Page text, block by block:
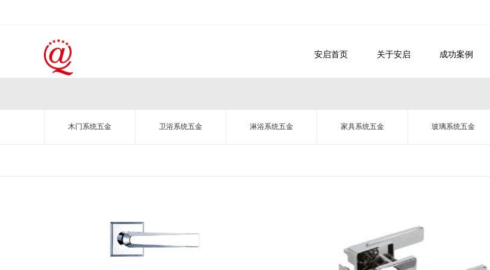
安启首页 关于安启 成功案例
木门系统五金 卫浴系统五金 淋浴系统五金 家具系统五金 玻璃系统五金